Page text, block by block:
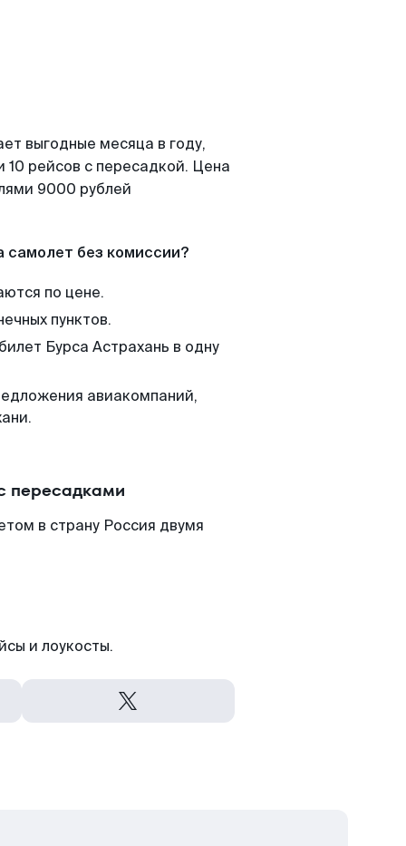
выгодные месяца в году,
рейсов с пересадкой. Цена
9000 рублей
самолет без комиссии?
по цене.
пунктов.
Бурса Астрахань в одну
авиакомпаний,
пересадками
в страну Россия двумя
и лоукосты.